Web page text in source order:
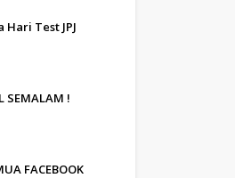
Test JPJ
SEMALAM !
FACEBOOK